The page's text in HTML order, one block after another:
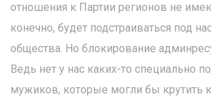
отношения к Партии регионов не
конечно, будет подстраиваться под
общества. Но блокирование
Ведь нет у нас каких-то специально
мужиков, которые могли бы крутить